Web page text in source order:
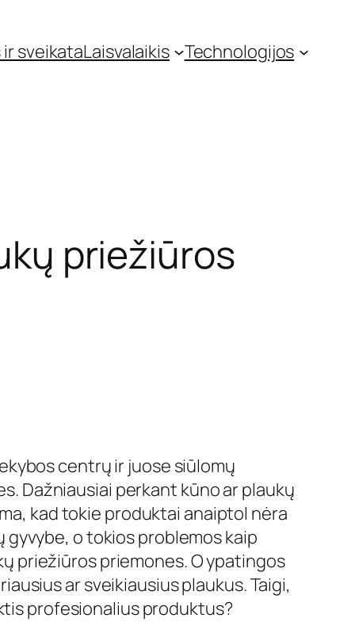
sveikataLaisvalaikis Technologijos
priežiūros
centrų ir juose siūlomų
Dažniausiai perkant kūno ar plaukų
kad tokie produktai anaiptol nėra
gyvybe, o tokios problemos kaip
priežiūros priemones. O ypatingos
ar sveikiausius plaukus. Taigi,
profesionalius produktus?